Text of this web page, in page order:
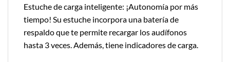
Estuche de carga inteligente: ¡Autonomía por más
tiempo! Su estuche incorpora una batería de
respaldo que te permite recargar los audífonos
hasta 3 veces. Además, tiene indicadores de carga.